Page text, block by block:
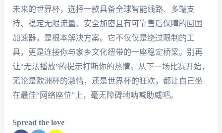
未来的世界杯，选择一款具备全球智能线路、多端支
持、稳定无限流量、安全加密且有可靠售后保障的回国
加速器，是根本解决方案。它不仅仅是绕过限制的工
具，更是连接你与家乡文化纽带的一座稳定桥梁。别再
让“无法播放”的提示打断你的热情。从下一场比赛开始，
无论是欧洲杯的激情，还是世界杯的狂欢，都让自己坐
在最佳“网络座位”上，毫无障碍地呐喊助威吧。
Spread the love